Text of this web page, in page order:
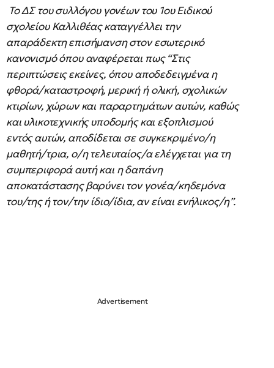
Το ΔΣ του συλλόγου γονέων του 1ου Ειδικού
σχολείου Καλλιθέας καταγγέλλει την
απαράδεκτη επισήμανση στον εσωτερικό
κανονισμό όπου αναφέρεται πως “Στις
περιπτώσεις εκείνες, όπου αποδεδειγμένα η
φθορά/καταστροφή, μερική ή ολική, σχολικών
κτιρίων, χώρων και παραρτημάτων αυτών, καθώς
και υλικοτεχνικής υποδομής και εξοπλισμού
εντός αυτών, αποδίδεται σε συγκεκριμένο/η
μαθητή/τρια, ο/η τελευταίος/α ελέγχεται για τη
συμπεριφορά αυτή και η δαπάνη
αποκατάστασης βαρύνει τον γονέα/κηδεμόνα
του/της ή τον/την ίδιο/ίδια, αν είναι ενήλικος/η”.